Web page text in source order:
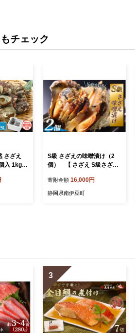
チェック
さざえ
入 1kg
栄螺 サ
鮮 BBQ
S級 さざえの味噌漬け（2
個） 【 さざえ S級さざえ
り 味噌漬け オリジナル 人
気 おすすめ セット 惣菜 お
寄附金額 16,000円
静岡県南伊豆町
3